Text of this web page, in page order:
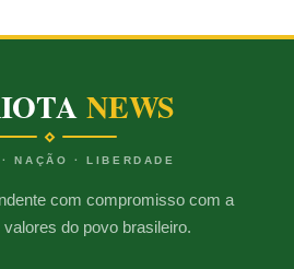
NEWS
NAÇÃO · LIBERDADE
com compromisso com a
do povo brasileiro.